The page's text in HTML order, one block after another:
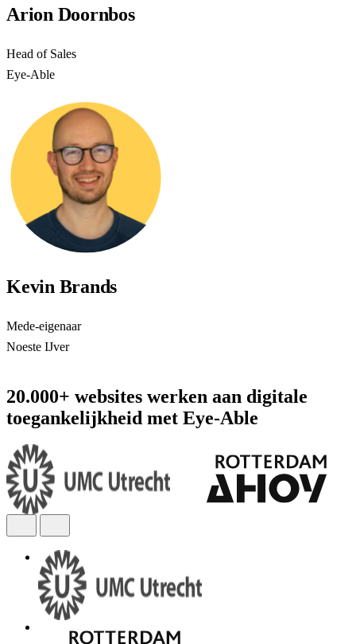
Arion Doornbos
Head of Sales
Eye-Able
Kevin Brands
Mede-eigenaar
Noeste IJver
20.000+ websites werken aan digitale
toegankelijkheid met Eye-Able